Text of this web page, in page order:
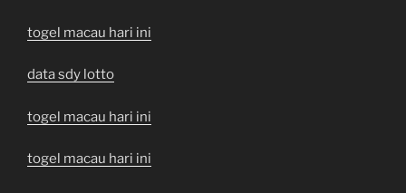
togel macau hari ini
data sdy lotto
togel macau hari ini
togel macau hari ini